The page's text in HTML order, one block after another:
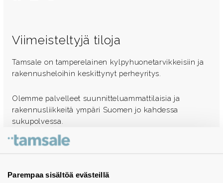
Parempaa sisältöä evästeillä
Viimeisteltyjä tiloja
Tamsale on tamperelainen kylpyhuonetarvikkeisiin ja
rakennusheloihin keskittynyt perheyritys.
Olemme palvelleet suunnitteluammattilaisia ja
rakennusliikkeitä ympäri Suomen jo kahdessa
sukupolvessa.
Ota yhteyttä - autamme mielellämme
Tuotekuvastot